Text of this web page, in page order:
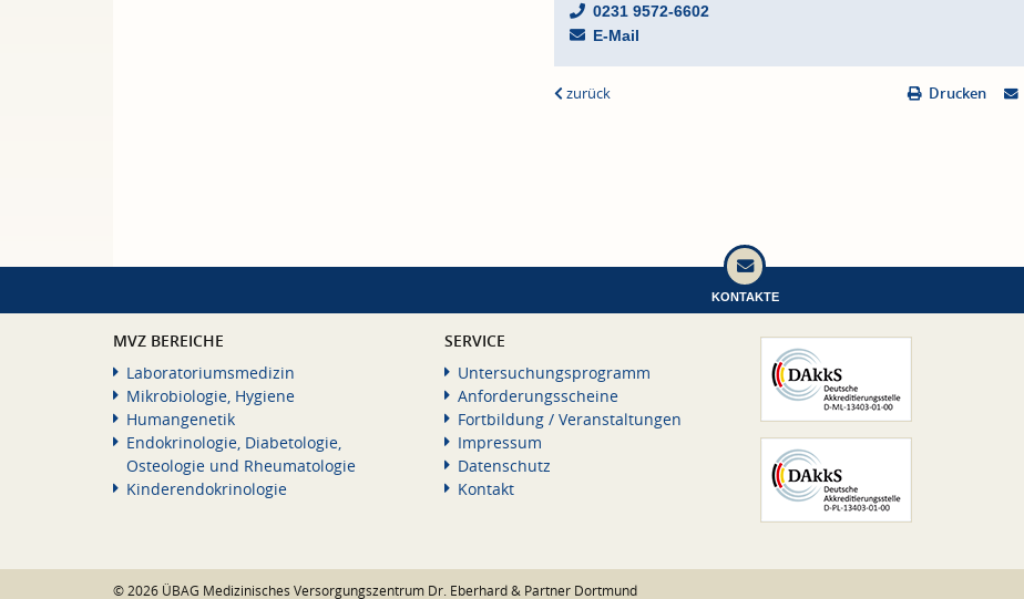
0231 9572-6602
E-Mail
Drucken
zurück
KONTAKTE
MVZ BEREICHE
Laboratoriumsmedizin
Mikrobiologie, Hygiene
Humangenetik
Endokrinologie, Diabetologie,
Osteologie und Rheumatologie
Kinderendokrinologie
SERVICE
Untersuchungsprogramm
Anforderungsscheine
Fortbildung / Veranstaltungen
Impressum
Datenschutz
Kontakt
© 2026 ÜBAG Medizinisches Versorgungszentrum Dr. Eberhard & Partner Dortmund